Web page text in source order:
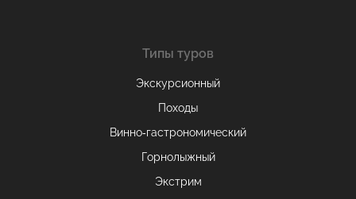
Типы туров
Экскурсионный
Походы
Винно-гастрономический
Горнолыжный
Экстрим